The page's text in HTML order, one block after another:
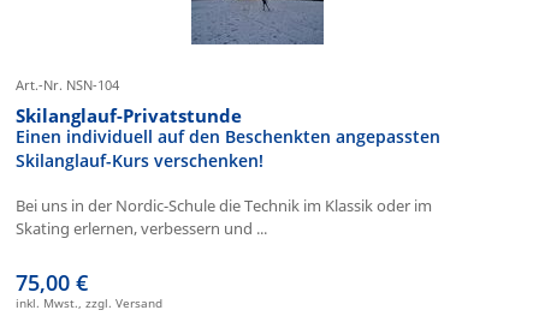
Art.-Nr. NSN-104
Skilanglauf-Privatstunde
Einen individuell auf den Beschenkten angepassten
Skilanglauf-Kurs verschenken!
Bei uns in der Nordic-Schule die Technik im Klassik oder im
Skating erlernen, verbessern und ...
75,00 €
inkl. Mwst., zzgl. Versand